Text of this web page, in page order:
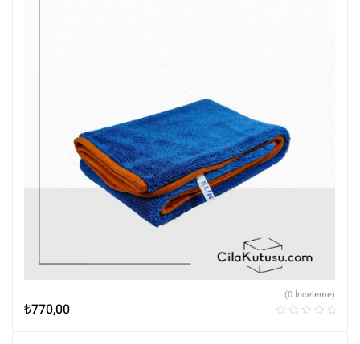
₺770,00
(0 İnceleme)